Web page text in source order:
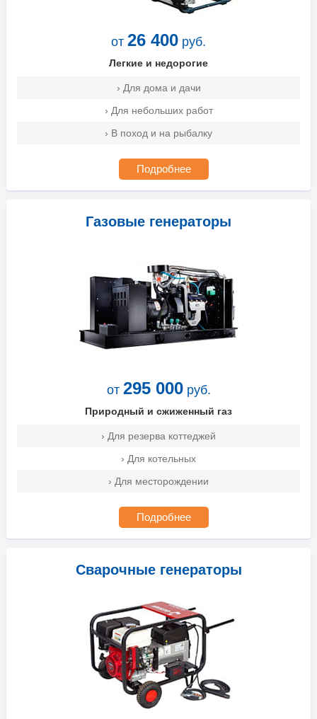
от 26 400 руб.
Легкие и недорогие
› Для дома и дачи
› Для небольших работ
› В поход и на рыбалку
Подробнее
Газовые генераторы
от 295 000 руб.
Природный и сжиженный газ
› Для резерва коттеджей
› Для котельных
› Для месторождении
Подробнее
Сварочные генераторы